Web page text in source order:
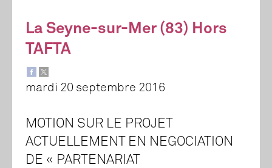
La Seyne-sur-Mer (83) Hors
TAFTA
mardi 20 septembre 2016
MOTION SUR LE PROJET
ACTUELLEMENT EN NEGOCIATION
DE « PARTENARIAT